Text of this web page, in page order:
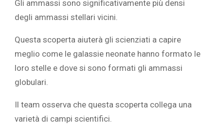
Gli ammassi sono significativamente più densi
degli ammassi stellari vicini.
Questa scoperta aiuterà gli scienziati a capire
meglio come le galassie neonate hanno formato le
loro stelle e dove si sono formati gli ammassi
globulari.
Il team osserva che questa scoperta collega una
varietà di campi scientifici.